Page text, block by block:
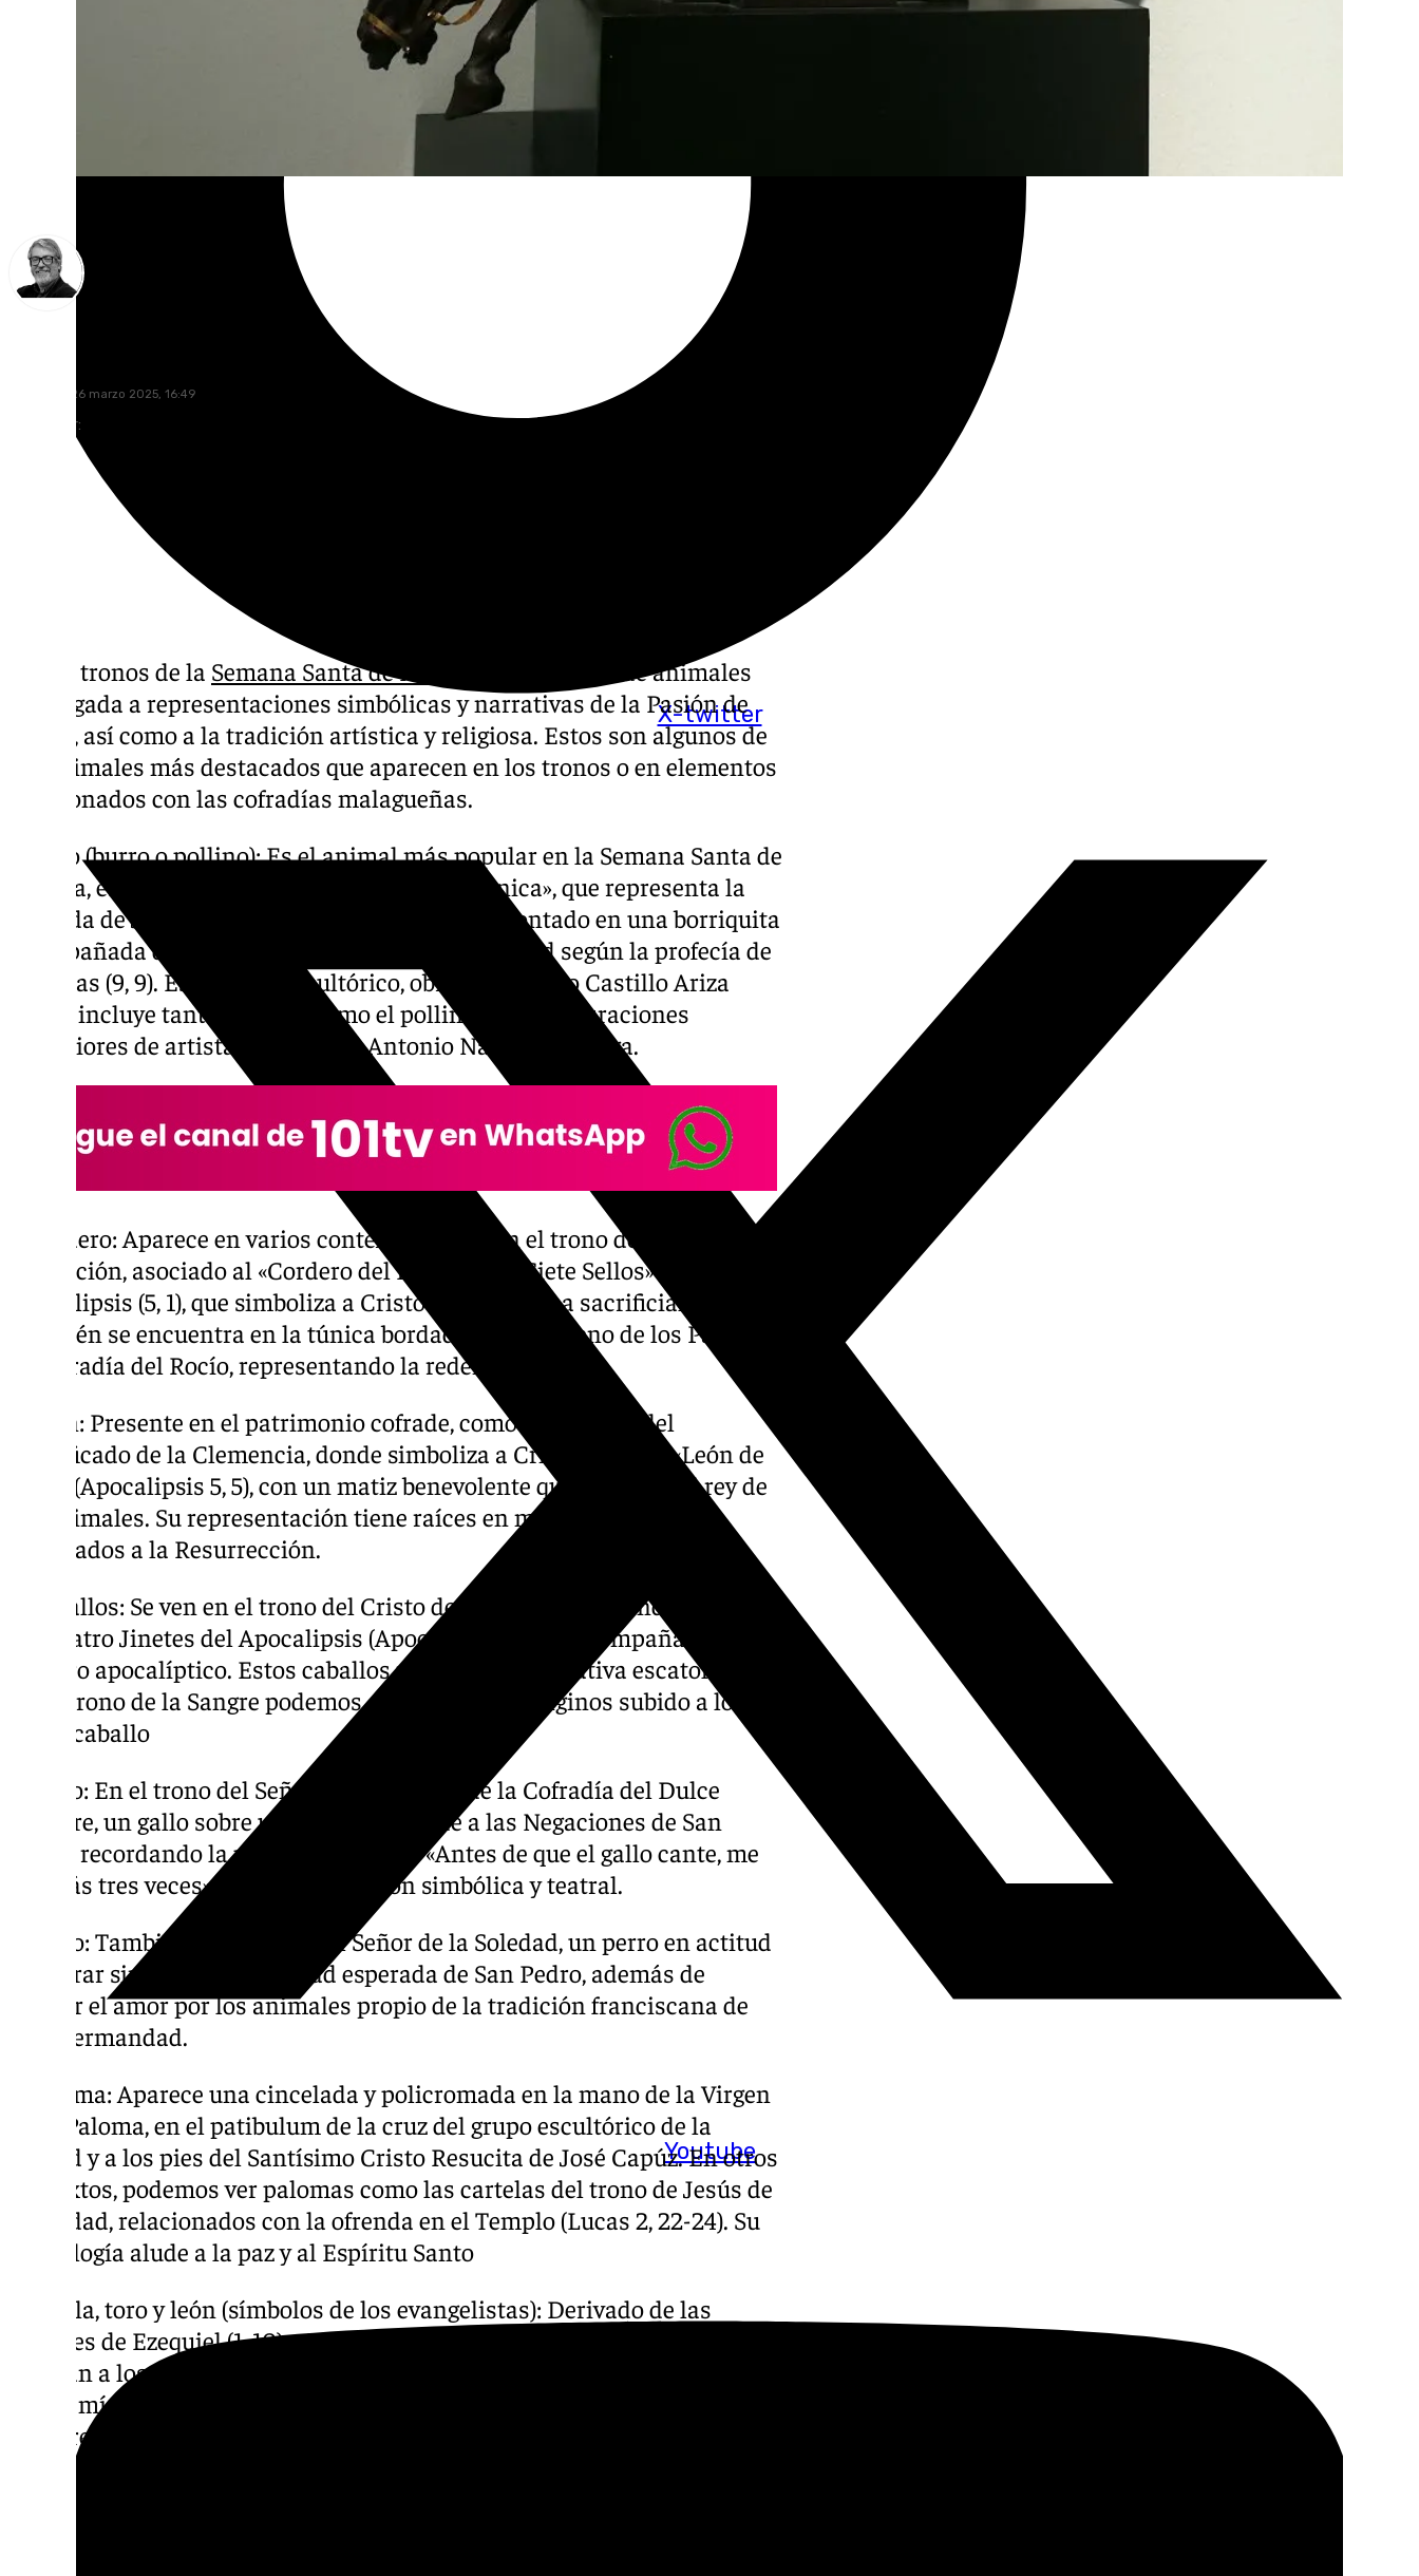
X-twitter
Youtube
miércoles, 26 marzo 2025, 16:49
Compartir:
En los tronos de la Semana Santa de Málaga
, la presencia de animales
está ligada a representaciones simbólicas y narrativas de la Pasión de
Cristo, así como a la tradición artística y religiosa. Estos son algunos de
los animales más destacados que aparecen en los tronos o en elementos
relacionados con las cofradías malagueñas.
– Asno (burro o pollino): Es el animal más popular en la Semana Santa de
Málaga, especialmente en el trono de «La Pollinica», que representa la
Entrada de Jesús en Jerusalén. Jesús aparece montado en una borriquita
acompañada de un pollino, simbolizando humildad según la profecía de
Zacarías (9, 9). Este grupo escultórico, obra de Antonio Castillo Ariza
(1949), incluye tanto la burra como el pollino, con restauraciones
posteriores de artistas como José Antonio Navarro Arteaga.
– Cordero: Aparece en varios contextos, como en el trono del Cristo de la
Redención, asociado al «Cordero del Libro de los Siete Sellos» del
Apocalipsis (5, 1), que simboliza a Cristo como víctima sacrificial y juez.
También se encuentra en la túnica bordada del Nazareno de los Pasos de
la Cofradía del Rocío, representando la redención.
– León: Presente en el patrimonio cofrade, como en el trono del
Crucificado de la Clemencia, donde simboliza a Cristo como el «León de
Judá» (Apocalipsis 5, 5), con un matiz benevolente que lo asocia al rey de
los animales. Su representación tiene raíces en mitos medievales
vinculados a la Resurrección.
– Caballos: Se ven en el trono del Cristo de la Redención, donde aparecen
los cuatro Jinetes del Apocalipsis (Apocalipsis 6, 1-8), acompañando al
cordero apocalíptico. Estos caballos refuerzan la narrativa escatológica.
En el trono de la Sangre podemos contemplar a Longinos subido a lomos
de un caballo
– Gallo: En el trono del Señor de la Soledad de la Cofradía del Dulce
Nombre, un gallo sobre una columna alude a las Negaciones de San
Pedro, recordando la profecía de Jesús: «Antes de que el gallo cante, me
negarás tres veces». Tiene una función simbólica y teatral.
– Perro: También en el trono del Señor de la Soledad, un perro en actitud
de ladrar simboliza la fidelidad esperada de San Pedro, además de
reflejar el amor por los animales propio de la tradición franciscana de
esta hermandad.
– Paloma: Aparece una cincelada y policromada en la mano de la Virgen
de la Paloma, en el patibulum de la cruz del grupo escultórico de la
Piedad y a los pies del Santísimo Cristo Resucita de José Capúz. En otros
contextos, podemos ver palomas como las cartelas del trono de Jesús de
la Verdad, relacionados con la ofrenda en el Templo (Lucas 2, 22-24). Su
simbología alude a la paz y al Espíritu Santo
– Águila, toro y león (símbolos de los evangelistas): Derivado de las
visiones de Ezequiel (1, 10) y Juan (Apocalipsis 4, 7), estos animales se
asignan a los evangelistas desde San Ireneo (siglo II): águila (San Juan,
visión mística), toro (San Lucas, sacrificio), león (San Marcos, realeza). El
hombre alado (San Mateo) completa el cuarteto.
Aunque no siempre están en los tronos como figuras completas, pueden